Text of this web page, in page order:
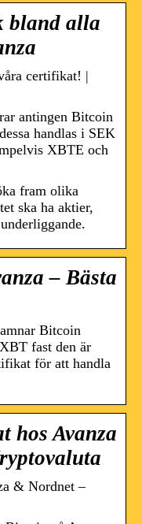
bland alla
certifikat! |
antingen Bitcoin
handlas i SEK
XBTE och
fram olika
ska ha aktier,
– Bästa
Bitcoin
fast den är
för att handla
hos Avanza
& Nordnet –